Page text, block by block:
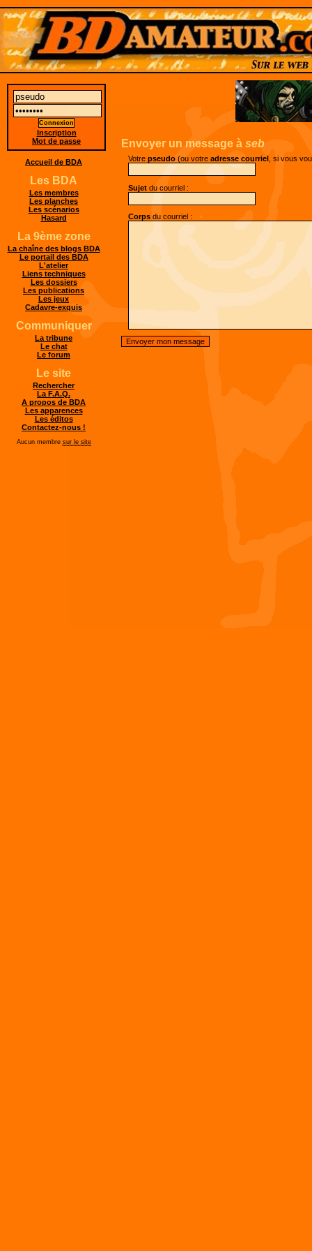
Envoyer un message à seb
Votrepseudo (ou votreadresse courriel , si vous
Sujet du courriel :
Corps du courriel :
Inscription
Mot de passe
Accueil de BDA
Les BDA
Les membres
Les planches
Les scénarios
Hasard
La 9ème zone
La chaîne des blogs BDA
Le portail des BDA
L'atelier
Liens techniques
Les dossiers
Les publications
Les jeux
Cadavre-exquis
Communiquer
La tribune
Le chat
Le forum
Le site
Rechercher
La F.A.Q.
A propos de BDA
Les apparences
Les éditos
Contactez-nous !
Aucun membre sur le site